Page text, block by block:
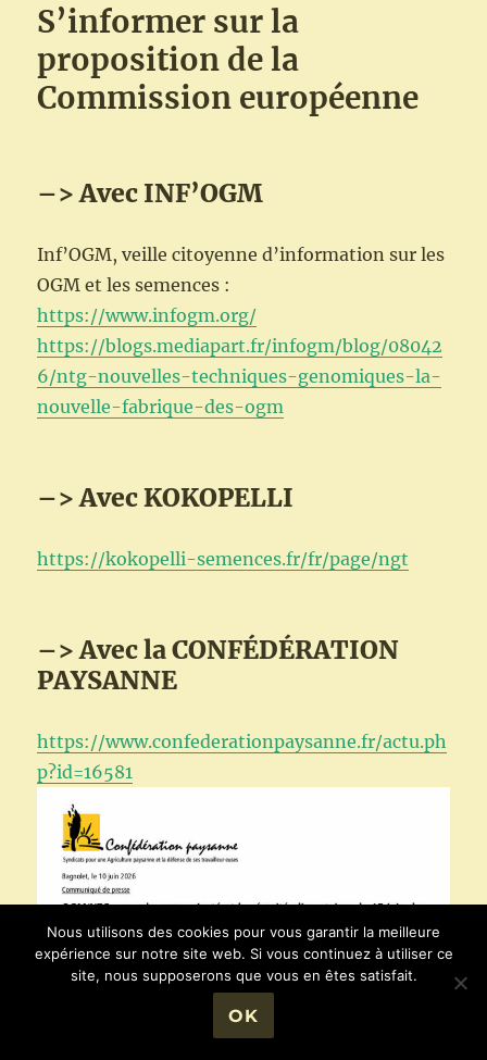
S’informer sur la
proposition de la
Commission européenne
–> Avec INF’OGM
Inf’OGM, veille citoyenne d’information sur les
OGM et les semences :
https://www.infogm.org/
https://blogs.mediapart.fr/infogm/blog/08042
6/ntg-nouvelles-techniques-genomiques-la-
nouvelle-fabrique-des-ogm
–> Avec KOKOPELLI
https://kokopelli-semences.fr/fr/page/ngt
–> Avec la CONFÉDÉRATION
PAYSANNE
https://www.confederationpaysanne.fr/actu.ph
p?id=16581
Nous utilisons des cookies pour vous garantir la meilleure
expérience sur notre site web. Si vous continuez à utiliser ce
site, nous supposerons que vous en êtes satisfait.
OK